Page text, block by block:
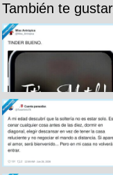
También te